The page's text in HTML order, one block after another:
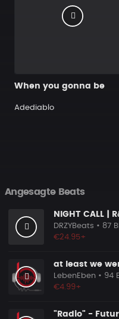
When you gonna be
Adediablo
Angesagte Beats
NIGHT CALL |
DRZYBeats • 87
€24.95+
at least we
LebenEben • 94
€4.99+